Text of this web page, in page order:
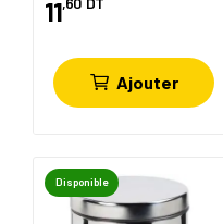
11
Ajouter
Disponible